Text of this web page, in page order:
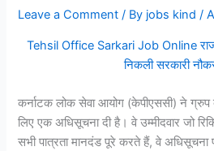
Leave a Comment / By jobs kind/
Tehsil Office Sarkari Job Online
निकली सरकारी
कर्नाटक लोक सेवा आयोग (केपीएससी) ने ग्रुप
लिए एक अधिसूचना दी है। वे उम्मीदवार जो
सभी पात्रता मानदंड पूरे करते हैं, वे